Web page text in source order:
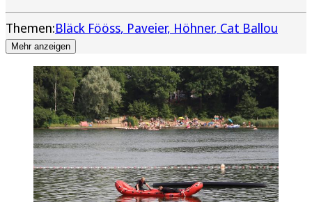
Themen:Bläck Fööss Paveier Höhner Cat Ballou
Mehr anzeigen